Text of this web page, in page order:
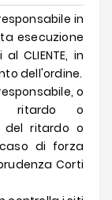
in
esecuzione
CLIENTE, in
dell'ordine.
o
ritardo o
del ritardo o
di forza
Corti